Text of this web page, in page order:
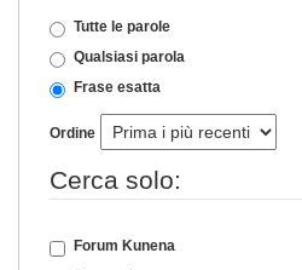
Tutte le parole
Qualsiasi parola
Frase esatta
Ordine
Cerca solo:
Forum Kunena